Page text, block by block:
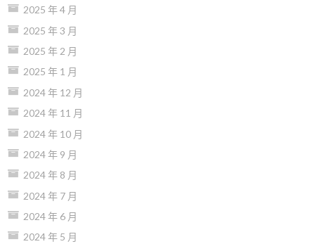
2025 年 4 月
2025 年 3 月
2025 年 2 月
2025 年 1 月
2024 年 12 月
2024 年 11 月
2024 年 10 月
2024 年 9 月
2024 年 8 月
2024 年 7 月
2024 年 6 月
2024 年 5 月